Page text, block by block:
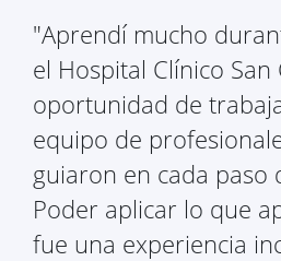
"Aprendí mucho
el Hospital Clínico San
oportunidad de
equipo de
guiaron en cada paso
Poder aplicar lo que
fue una experiencia